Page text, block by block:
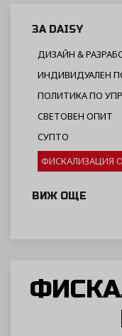
ЗА DAISY
ДИЗАЙН &
ИНДИВИДУАЛЕН
ПОЛИТИКА ПО
СВЕТОВЕН ОПИТ
СУПТО
ФИСКАЛИЗАЦИЯ
ВИЖ ОЩЕ